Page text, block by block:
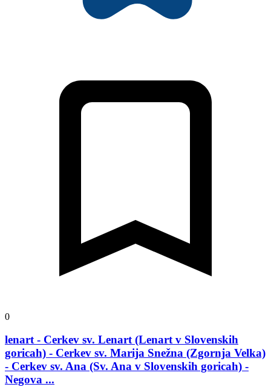
0
lenart - Cerkev sv. Lenart (Lenart v Slovenskih
goricah) - Cerkev sv. Marija Snežna (Zgornja Velka)
- Cerkev sv. Ana (Sv. Ana v Slovenskih goricah) -
Negova ...